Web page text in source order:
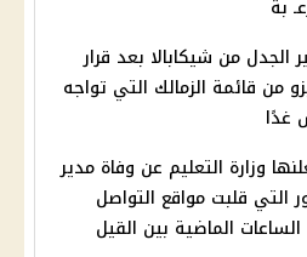
بة
الجدل من شيكابالا بعد قرار
من قائمة الزمالك التي تواجه
غدًا
وزارة التعليم عن وفاة مدير
التي قلبت مواقع التواصل
الماضية بين القيل